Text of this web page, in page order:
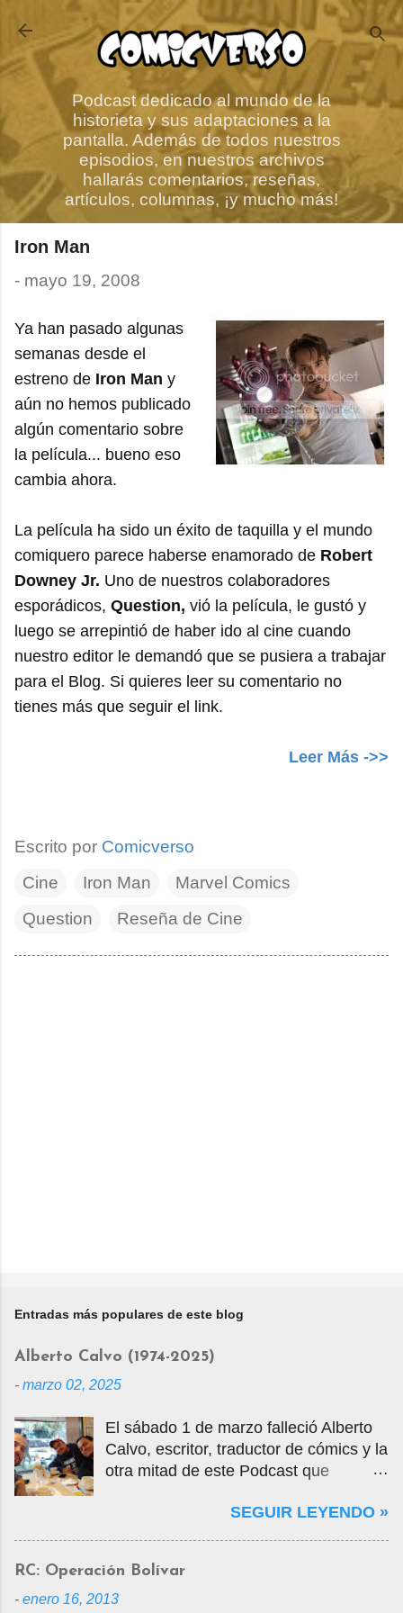
Ir al contenido principal
Podcast dedicado al mundo de la
historieta y sus adaptaciones a la
pantalla. Además de todos nuestros
episodios, en nuestros archivos
hallarás comentarios, reseñas,
artículos, columnas, ¡y mucho más!
Iron Man
- mayo 19, 2008
Ya han pasado algunas
semanas desde el
estreno de Iron Man y
aún no hemos publicado
algún comentario sobre
la película... bueno eso
cambia ahora.
La película ha sido un éxito de taquilla y el mundo
comiquero parece haberse enamorado de Robert
Downey Jr. Uno de nuestros colaboradores
esporádicos, Question, vió la película, le gustó y
luego se arrepintió de haber ido al cine cuando
nuestro editor le demandó que se pusiera a trabajar
para el Blog. Si quieres leer su comentario no
tienes más que seguir el link.
Leer Más ->>
Escrito por Comicverso
Cine
Iron Man
Marvel Comics
Question
Reseña de Cine
Entradas más populares de este blog
Alberto Calvo (1974-2025)
- marzo 02, 2025
El sábado 1 de marzo falleció Alberto
Calvo, escritor, traductor de cómics y la
otra mitad de este Podcast que
14 años. La foto que ven es una selfie
mis vacaciones, justo antes de que
empezara la pandemia por el Covid-
SEGUIR LEYENDO »
RC: Operación Bolívar
- enero 16, 2013